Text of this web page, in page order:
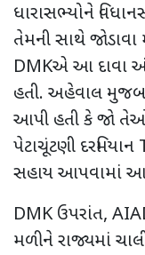
ધારાસભ્યોને
તેમની સાથે જોડાવા
DMKએ આ દાવા
હતી. અહેવાલ મુજબ
આપી હતી કે જો
પેટાચૂંટણી દરમિયાન
સહાય આપવામાં
DMKઉપરાંત,
મળીને રાજ્યમાં